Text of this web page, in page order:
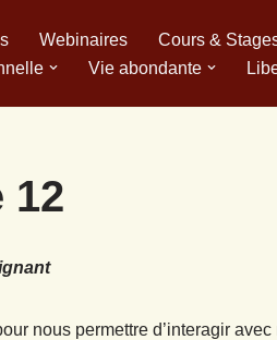
Webinaires Cours &
Vie abondante
12
nous permettre d’interagir